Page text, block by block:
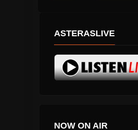
ASTERASLIVE
NOW ON AIR